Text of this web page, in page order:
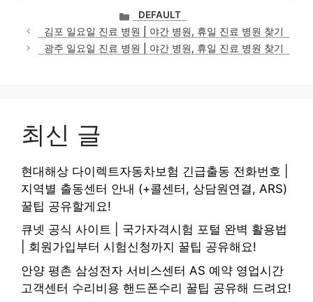
카
테
고
리
DEFAULT
김포 일요일 진료 병원 | 야간 병원, 휴일 진료 병원 찾기
광주 일요일 진료 병원 | 야간 병원, 휴일 진료 병원 찾기
최신 글
현대해상 다이렉트자동차보험 긴급출동 전화번호 |
지역별 출동센터 안내 (+콜센터, 상담원연결, ARS)
꿀팁 공유할게요!
큐넷 공식 사이트 | 국가자격시험 포털 완벽 활용법
| 회원가입부터 시험신청까지 꿀팁 공유해요!
안양 평촌 삼성전자 서비스센터 AS 예약 영업시간
고객센터 수리비용 핸드폰수리 꿀팁 공유해 드려요!